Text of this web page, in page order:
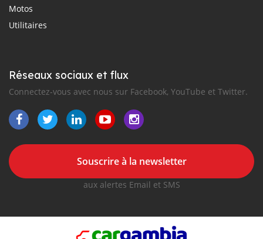
Motos
Utilitaires
Réseaux sociaux et flux
Connectez-vous avec nous sur Facebook, YouTube et Twitter.
Souscrire à la newsletter
aux alertes Email et SMS